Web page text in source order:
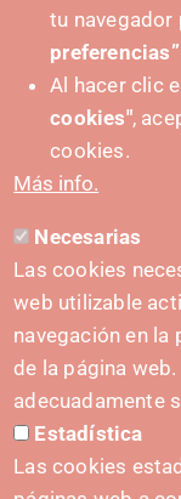
tu navegador
preferencias”
Al hacer clic
cookies",
cookies.
Más info.
Necesarias
Las cookies
web utilizable
navegación en la
de la página
adecuadamente
Estadística
Las cookies